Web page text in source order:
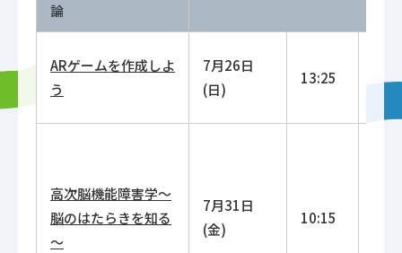
論
ARゲームを作成しよ
う
7月26日
(日)
13:25
高次脳機能障害学～
脳のはたらきを知る
～
7月31日
(金)
10:15